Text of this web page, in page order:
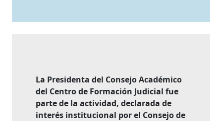
La Presidenta del Consejo Académico
del Centro de Formación Judicial fue
parte de la actividad, declarada de
interés institucional por el Consejo de